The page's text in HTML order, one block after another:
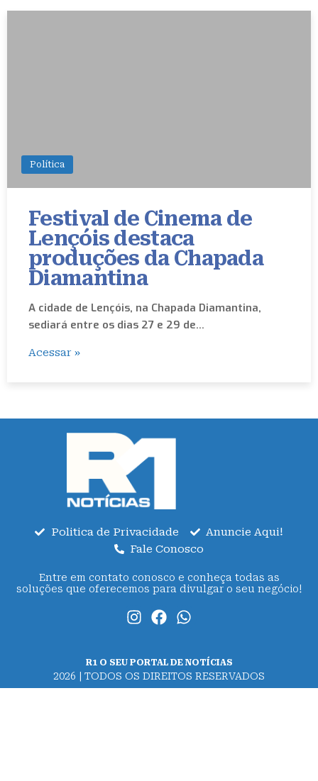
Política
Festival de Cinema de
Lençóis destaca
produções da Chapada
Diamantina
A cidade de Lençóis, na Chapada Diamantina,
sediará entre os dias 27 e 29 de…
Acessar »
Politica de Privacidade
Anuncie Aqui!
Fale Conosco
Entre em contato conosco e conheça todas as
soluções que oferecemos para divulgar o seu negócio!
R1 O SEU PORTAL DE NOTÍCIAS
2026 | TODOS OS DIREITOS RESERVADOS